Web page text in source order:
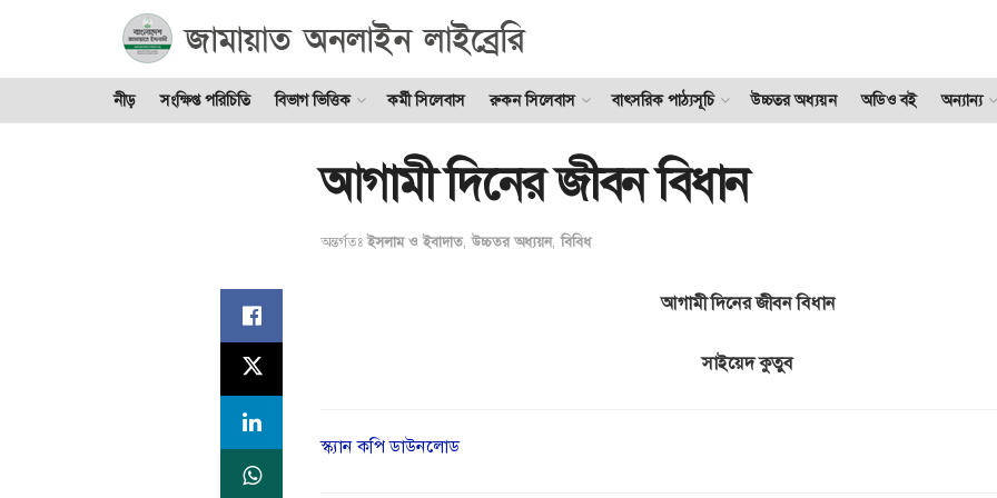
নীড় সংক্ষিপ্ত পরিচিতি বিভাগ ভিত্তিক কর্মী সিলেবাস রুকন সিলেবাস বাৎসরিক পাঠ্যসূচি উচ্চতর অধ্যয়ন অডিও বই অন্যান্য
আগামী দিনের জীবন বিধান
অন্তর্গতঃ ইসলাম ও ইবাদাত,উচ্চতর অধ্যয়ন,বিবিধ
আগামী দিনের জীবন বিধান
সাইয়েদ কুতুব
স্ক্যান কপি ডাউনলোড